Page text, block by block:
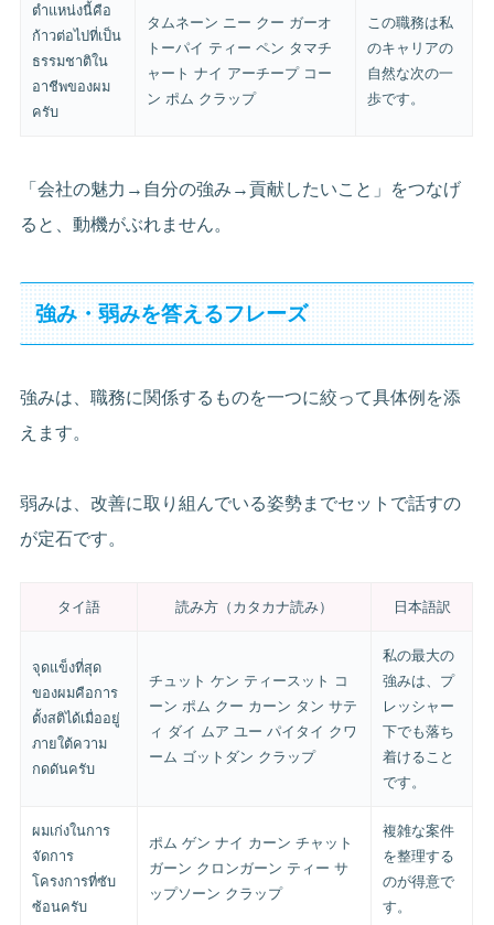
ตำแหน่งนี้คือ
ก้าวต่อไปที่เป็น
ธรรมชาติใน
อาชีพของผม
ครับ
タムネーン ニー クー ガーオ
トーパイ ティー ペン タマチ
ャート ナイ アーチープ コー
ン ポム クラップ
この職務は私
のキャリアの
自然な次の一
歩です。
「会社の魅力→自分の強み→貢献したいこと」をつなげ
ると、動機がぶれません。
強み・弱みを答えるフレーズ
強みは、職務に関係するものを一つに絞って具体例を添
えます。
弱みは、改善に取り組んでいる姿勢までセットで話すの
が定石です。
タイ語 読み方（カタカナ読み） 日本語訳
จุดแข็งที่สุด
ของผมคือการ
ตั้งสติได้เมื่ออยู่
ภายใต้ความ
กดดันครับ
チュット ケン ティースット コ
ーン ポム クー カーン タン サテ
ィ ダイ ムア ユー パイタイ クワ
ーム ゴットダン クラップ
私の最大の
強みは、プ
レッシャー
下でも落ち
着けること
です。
ผมเก่งในการ
จัดการ
โครงการที่ซับ
ซ้อนครับ
ポム ゲン ナイ カーン チャット
ガーン クロンガーン ティー サ
ップソーン クラップ
複雑な案件
を整理する
のが得意で
す。